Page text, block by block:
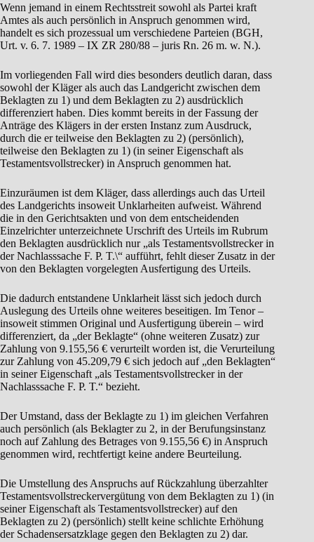
Wenn jemand in einem Rechtsstreit sowohl als Partei kraft
Amtes als auch persönlich in Anspruch genommen wird,
handelt es sich prozessual um verschiedene Parteien (BGH,
Urt. v. 6. 7. 1989 – IX ZR 280/88 – juris Rn. 26 m. w. N.).
Im vorliegenden Fall wird dies besonders deutlich daran, dass
sowohl der Kläger als auch das Landgericht zwischen dem
Beklagten zu 1) und dem Beklagten zu 2) ausdrücklich
differenziert haben. Dies kommt bereits in der Fassung der
Anträge des Klägers in der ersten Instanz zum Ausdruck,
durch die er teilweise den Beklagten zu 2) (persönlich),
teilweise den Beklagten zu 1) (in seiner Eigenschaft als
Testamentsvollstrecker) in Anspruch genommen hat.
Einzuräumen ist dem Kläger, dass allerdings auch das Urteil
des Landgerichts insoweit Unklarheiten aufweist. Während
die in den Gerichtsakten und von dem entscheidenden
Einzelrichter unterzeichnete Urschrift des Urteils im Rubrum
den Beklagten ausdrücklich nur „als Testamentsvollstrecker in
der Nachlasssache F. P. T.\“ aufführt, fehlt dieser Zusatz in der
von den Beklagten vorgelegten Ausfertigung des Urteils.
Die dadurch entstandene Unklarheit lässt sich jedoch durch
Auslegung des Urteils ohne weiteres beseitigen. Im Tenor –
insoweit stimmen Original und Ausfertigung überein – wird
differenziert, da „der Beklagte“ (ohne weiteren Zusatz) zur
Zahlung von 9.155,56 € verurteilt worden ist, die Verurteilung
zur Zahlung von 45.209,79 € sich jedoch auf „den Beklagten“
in seiner Eigenschaft „als Testamentsvollstrecker in der
Nachlasssache F. P. T.“ bezieht.
Der Umstand, dass der Beklagte zu 1) im gleichen Verfahren
auch persönlich (als Beklagter zu 2, in der Berufungsinstanz
noch auf Zahlung des Betrages von 9.155,56 €) in Anspruch
genommen wird, rechtfertigt keine andere Beurteilung.
Die Umstellung des Anspruchs auf Rückzahlung überzahlter
Testamentsvollstreckervergütung von dem Beklagten zu 1) (in
seiner Eigenschaft als Testamentsvollstrecker) auf den
Beklagten zu 2) (persönlich) stellt keine schlichte Erhöhung
der Schadensersatzklage gegen den Beklagten zu 2) dar.